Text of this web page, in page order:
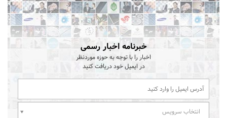
خبرنامه اخبار رسمی
اخبار را با توجه به حوزه موردنظر
در ایمیل خود دریافت کنید
انتخاب سرویس